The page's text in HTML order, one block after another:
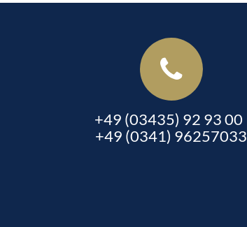
+49 (03435) 92 93 00
+49 (0341) 96257033